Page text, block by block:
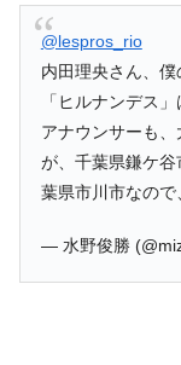
@lespros_rio
内田理央さん、僕
「ヒルナンデス
アナウンサーも
が、千葉県鎌ケ
葉県市川市なので
— 水野俊勝